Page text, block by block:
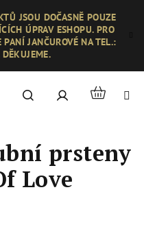
JSOU DOČASNĚ POUZE
ÚPRAV ESHOPU. PRO
JANČUROVÉ NA TEL.:
Hledat PřihlášeníNákupní
prsteny
Love